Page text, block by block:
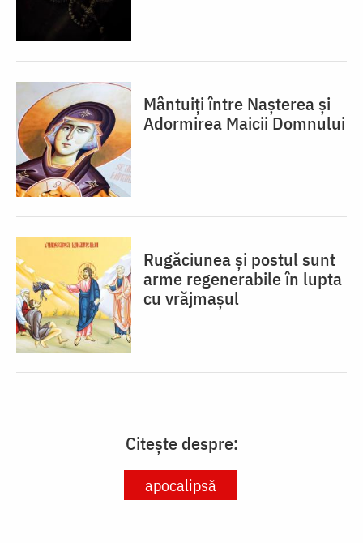
Mântuiți între Nașterea și
Adormirea Maicii Domnului
Rugăciunea și postul sunt
arme regenerabile în lupta
cu vrăjmașul
Citește despre:
apocalipsă